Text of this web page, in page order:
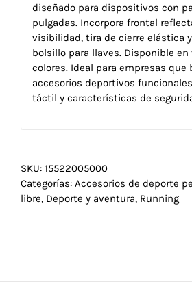
diseñado para dispositivos con
pulgadas. Incorpora frontal
visibilidad, tira de cierre elástica
bolsillo para llaves. Disponible en
colores. Ideal para empresas que
accesorios deportivos
táctil y características de
SKU: 15522005000
Categorías: Accesorios de deporte
libre, Deporte y aventura, Running